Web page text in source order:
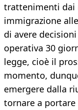
trattenimenti dai
immigrazione
di avere
operativa 30
legge, cioè il
momento,
emergere dalla
tornare a